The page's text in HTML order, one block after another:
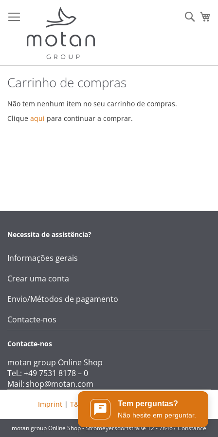
Tem perguntas?
Não hesite em perguntar.
para
o
Conteúdo
Carrinho de compras
Não tem nenhum item no seu carrinho de compras.
Clique aqui para continuar a comprar.
Necessita de assistência?
Informações gerais
Crear uma conta
Envio/Métodos de pagamento
Contacte-nos
Contacte-nos
motan group Online Shop
Tel.: +49 7531 8178 – 0
Mail: shop@motan.com
Imprint | T&Cs |Data protection statement
motan group Online Shop - Stromeyersdorfstraße 12 - 78467 Constance